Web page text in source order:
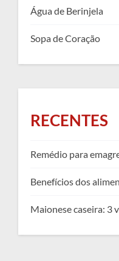
Água de Berinjela
Sopa de Coração
RECENTES
Remédio para
Benefícios dos
Maionese caseira: 3